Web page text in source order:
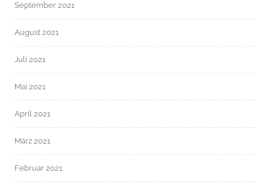
September 2021
August 2021
Juli 2021
Mai 2021
April 2021
März 2021
Februar 2021